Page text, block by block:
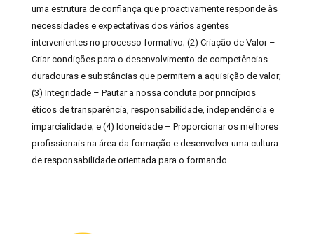
uma estrutura de confiança que proactivamente responde às
necessidades e expectativas dos vários agentes
intervenientes no processo formativo; (2) Criação de Valor –
Criar condições para o desenvolvimento de competências
duradouras e substâncias que permitem a aquisição de valor;
(3) Integridade – Pautar a nossa conduta por princípios
éticos de transparência, responsabilidade, independência e
imparcialidade; e (4) Idoneidade – Proporcionar os melhores
profissionais na área da formação e desenvolver uma cultura
de responsabilidade orientada para o formando.